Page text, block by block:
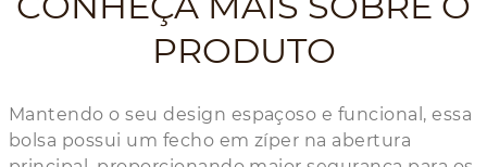
PRODUTO
Mantendo o seu design espaçoso e funcional, essa
bolsa possui um fecho em zíper na abertura